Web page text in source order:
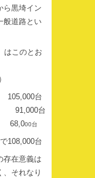
ら黒埼イン
般道路とい
はこのとお
105,000台
91,000台
68,000台
108,000台
存在意義は
、それなり